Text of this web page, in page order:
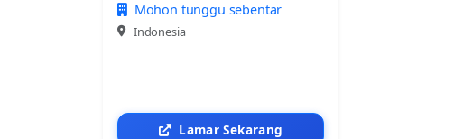
Mohon tunggu sebentar
Indonesia
Lamar Sekarang